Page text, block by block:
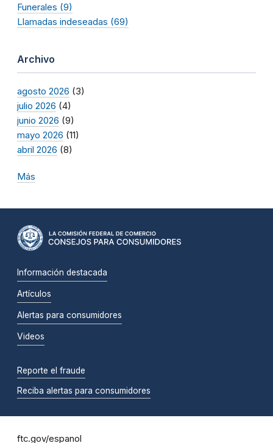
Funerales (9)
Llamadas indeseadas (69)
Archivo
agosto 2026 (3)
julio 2026 (4)
junio 2026 (9)
mayo 2026 (11)
abril 2026 (8)
Más
Información destacada
Artículos
Alertas para consumidores
Videos
Reporte el fraude
Reciba alertas para consumidores
ftc.gov/espanol